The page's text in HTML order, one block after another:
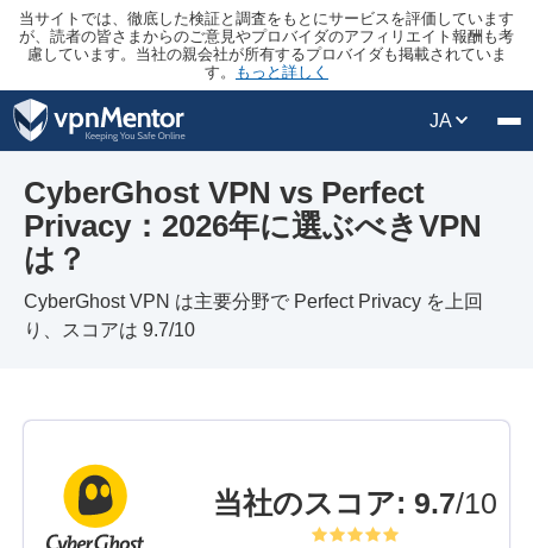
当サイトでは、徹底した検証と調査をもとにサービスを評価しています
が、読者の皆さまからのご意見やプロバイダのアフィリエイト報酬も考
慮しています。当社の親会社が所有するプロバイダも掲載されていま
す。
もっと詳しく
JA
CyberGhost VPN vs Perfect
Privacy：2026年に選ぶべきVPN
は？
CyberGhost VPN は主要分野で Perfect Privacy を上回
り、スコアは 9.7/10
当社のスコア: 9.7/10